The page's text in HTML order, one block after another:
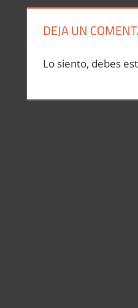
DEJA UN
Lo siento, debes